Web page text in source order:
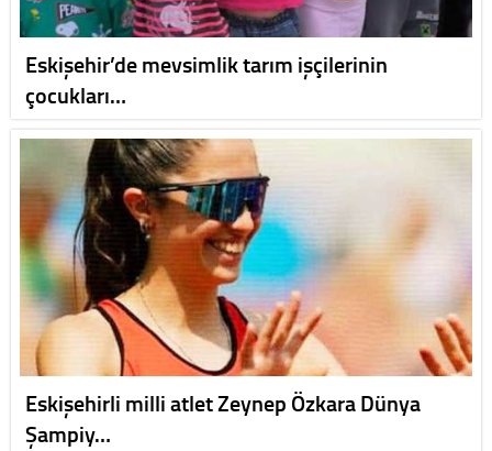
Eskişehir’de mevsimlik tarım işçilerinin
çocukları…
Eskişehirli milli atlet Zeynep Özkara Dünya
Şampiy…